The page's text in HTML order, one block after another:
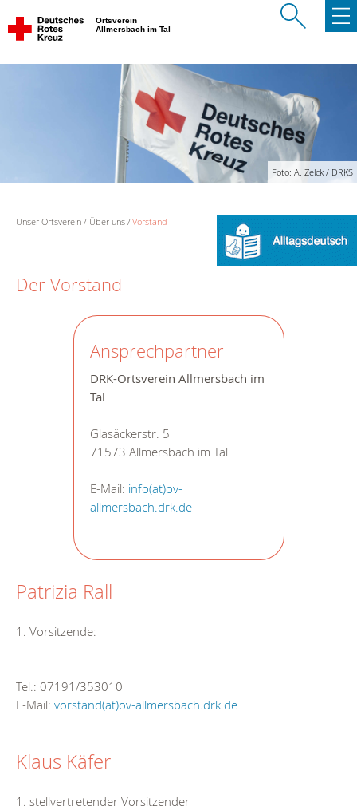
Ortsverein
Allmersbach im Tal
Foto: A. Zelck / DRKS
Unser Ortsverein Über uns Vorstand
Der Vorstand
Ansprechpartner
DRK-Ortsverein Allmersbach im
Tal
Glasäckerstr. 5
71573 Allmersbach im Tal
E-Mail: info(at)ov-
allmersbach.drk.de
Patrizia Rall
1. Vorsitzende:
Tel.: 07191/353010
E-Mail: vorstand(at)ov-allmersbach.drk.de
Klaus Käfer
1. stellvertretender Vorsitzender